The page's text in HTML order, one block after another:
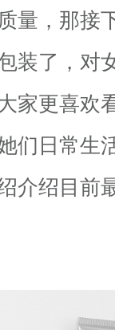
量，那接
装了，对
家更喜欢
们日常生
介绍目前